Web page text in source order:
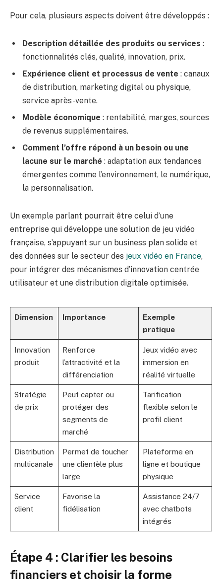
Pour cela, plusieurs aspects doivent être développés :
Description détaillée des produits ou services :
fonctionnalités clés, qualité, innovation, prix.
Expérience client et processus de vente : canaux
de distribution, marketing digital ou physique,
service après-vente.
Modèle économique : rentabilité, marges, sources
de revenus supplémentaires.
Comment l’offre répond à un besoin ou une
lacune sur le marché : adaptation aux tendances
émergentes comme l’environnement, le numérique,
la personnalisation.
Un exemple parlant pourrait être celui d’une
entreprise qui développe une solution de jeu vidéo
française, s’appuyant sur un business plan solide et
des données sur le secteur des jeux vidéo en France,
pour intégrer des mécanismes d’innovation centrée
utilisateur et une distribution digitale optimisée.
Dimension Importance
Exemple
pratique
Innovation
produit
Renforce
l’attractivité et la
différenciation
Jeux vidéo avec
immersion en
réalité virtuelle
Stratégie
de prix
Peut capter ou
protéger des
segments de
marché
Tarification
flexible selon le
profil client
Distribution
multicanale
Permet de toucher
une clientèle plus
large
Plateforme en
ligne et boutique
physique
Service
client
Favorise la
fidélisation
Assistance 24/7
avec chatbots
intégrés
Étape 4 : Clarifier les besoins
financiers et choisir la forme